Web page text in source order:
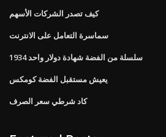
كيف تصدر الشركات الأسهم
سماسرة التعامل على الانترنت
1934 سلسلة من الفضة شهادة دولار واحد
يعيش مستقبل الفضة كومكس
كاد شرطي سعر الصرف